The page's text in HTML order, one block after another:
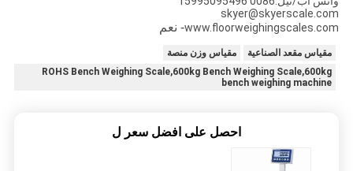
skyer@skyerscale.com
www.floorweighingscales.com- نعم
مقياس مقعد الصناعية
مقياس وزن منصة
ROHS Bench Weighing Scale,600kg Bench Weighing Scale,600kg
bench weighing machine
احصل على افضل سعر ل